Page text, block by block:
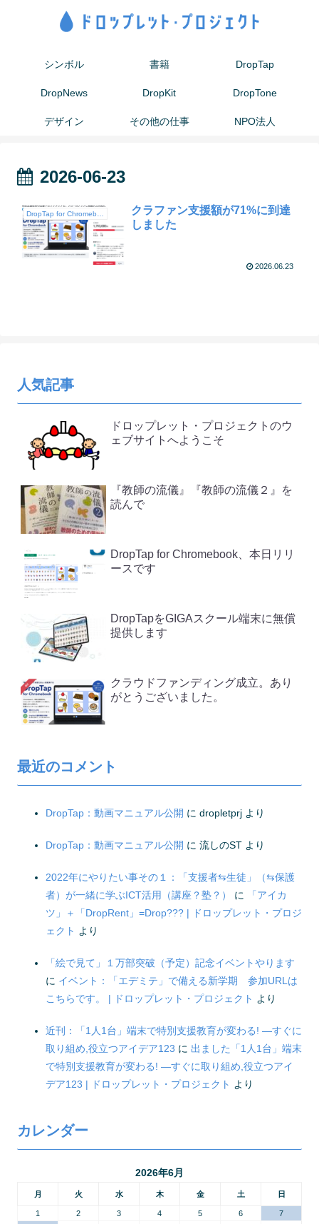
シンボル 書籍 DropTap
DropNews DropKit DropTone
デザイン その他の仕事 NPO法人
2026-06-23
クラファン支援額が71%に到達
しました
2026.06.23
人気記事
ドロップレット・プロジェクトのウ
ェブサイトへようこそ
『教師の流儀』『教師の流儀２』を
読んで
DropTap for Chromebook、本日リリ
ースです
DropTapをGIGAスクール端末に無償
提供します
クラウドファンディング成立。あり
がとうございました。
最近のコメント
DropTap：動画マニュアル公開 に dropletprj より
DropTap：動画マニュアル公開 に 流しのST より
2022年にやりたい事その１：「支援者⇆生徒」（⇆保護
者）が一緒に学ぶICT活用（講座？塾？）
に
「アイカ
ツ」＋「DropRent」=Drop??? | ドロップレット・プロジ
ェクト より
「絵で見て」１万部突破（予定）記念イベントやります
に イベント：「エデミテ」で備える新学期 参加URLは
こちらです。 | ドロップレット・プロジェクト より
近刊：「1人1台」端末で特別支援教育が変わる! ―すぐに
取り組め,役立つアイデア123 に 出ました「1人1台」端末
で特別支援教育が変わる! ―すぐに取り組め,役立つアイ
デア123 | ドロップレット・プロジェクト より
カレンダー
2026年6月
月 火 水 木 金 土 日
1 2 3 4 5 6
7